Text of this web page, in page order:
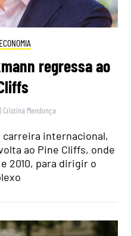
ECONOMIA
regressa ao
| Cristina Mendonça
carreira internacional,
ao Pine Cliffs, onde
2010, para dirigir o